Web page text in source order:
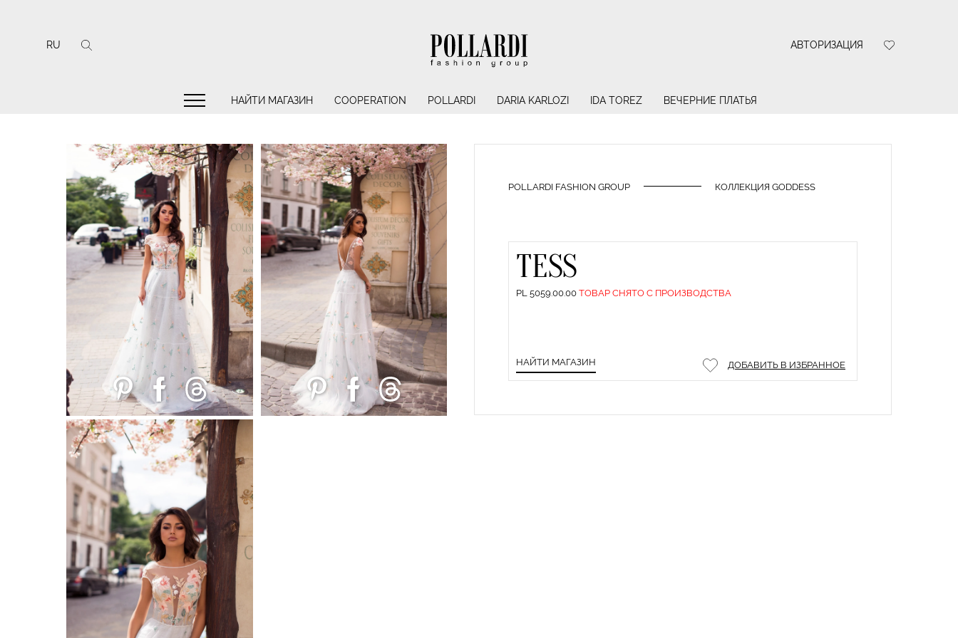
RU АВТОРИЗАЦИЯ
НАЙТИ МАГАЗИН COOPERATION POLLARDI DARIA KARLOZI IDA TOREZ ВЕЧЕРНИЕ ПЛАТЬЯ
POLLARDI FASHION GROUP КОЛЛЕКЦИЯ GODDESS
TESS
PL 5059.00.00ТОВАР СНЯТО С ПРОИЗВОДСТВА
НАЙТИ МАГАЗИН ДОБАВИТЬ В ИЗБРАННОЕ